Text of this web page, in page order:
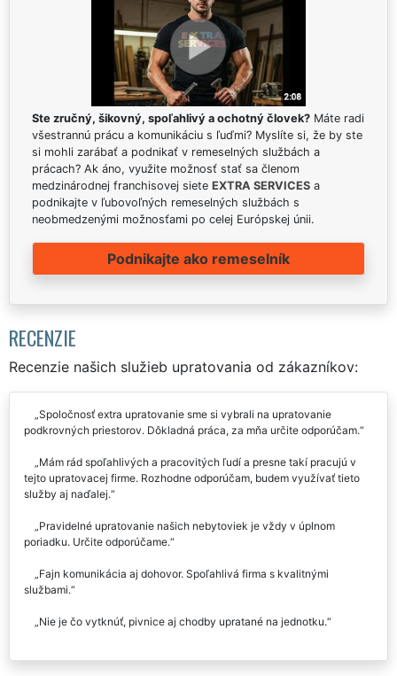
Ste zručný, šikovný, spoľahlivý a ochotný človek? Máte radi
všestrannú prácu a komunikáciu s ľuďmi? Myslíte si, že by ste
si mohli zarábať a podnikať v remeselných službách a
prácach? Ak áno, využite možnosť stať sa členom
medzinárodnej franchisovej siete EXTRA SERVICES a
podnikajte v ľubovoľných remeselných službách s
neobmedzenými možnosťami po celej Európskej únii.
Podnikajte ako remeselník
RECENZIE
Recenzie našich služieb upratovania od zákazníkov:
Spoločnosť extra upratovanie sme si vybrali na upratovanie
podkrovných priestorov. Dôkladná práca, za mňa určite odporúčam.
Mám rád spoľahlivých a pracovitých ľudí a presne takí pracujú v
tejto upratovacej firme. Rozhodne odporúčam, budem využívať tieto
služby aj naďalej.
Pravidelné upratovanie našich nebytoviek je vždy v úplnom
poriadku. Určite odporúčame.
Fajn komunikácia aj dohovor. Spoľahlivá firma s kvalitnými
službami.
Nie je čo vytknúť, pivnice aj chodby upratané na jednotku.